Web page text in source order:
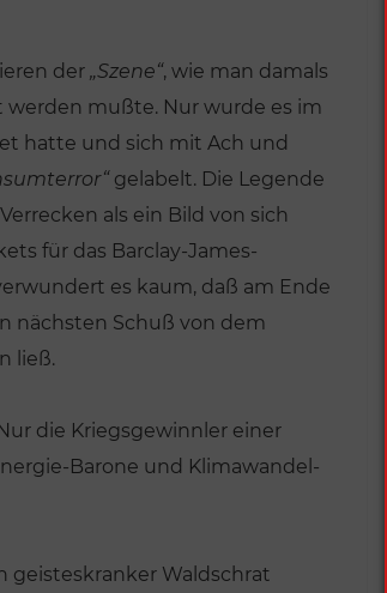
der „Szene“, wie man damals
werden mußte. Nur wurde es im
hatte und sich mit Ach und
gelabelt. Die Legende
als ein Bild von sich
für das Barclay-James-
es kaum, daß am Ende
nächsten Schuß von dem
ließ.
die Kriegsgewinnler einer
Barone und Klimawandel-
Waldschrat